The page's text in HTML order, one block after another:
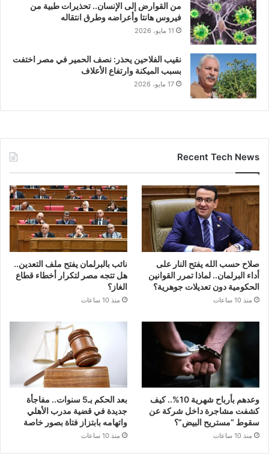
من القوارض إلى الإنسان.. تحذيرات طبية من
فيروس هانتا وأعراضه وطرق انتقاله
11 مايو، 2026
نقيب الفلاحين يحذر: نصف الحمير في مصر اختفت
بسبب الميكنة وارتفاع الأعلاف
17 مايو، 2026
Recent Tech News
صلاح حسب الله يفتح النار على
أداء البرلمان.. لماذا تمرر القوانين
الحكومية دون تعديلات جوهرية؟
منذ 10 ساعات
نائب بالبرلمان يفتح ملف التعدين..
هل تتجه مصر لتكرار أخطاء قطاع
الغاز؟
منذ 10 ساعات
وعدهم بأرباح شهرية 10%.. كيف
كشفت مشاجرة داخل شركة عن
سقوط “مستريح البيض”؟
منذ 10 ساعات
بعد الحكم بـ5 سنوات.. مفاجأة
جديدة في قضية مدرب الأهلي
واتهامه بابتزاز فتاة بصور خاصة
منذ 10 ساعات